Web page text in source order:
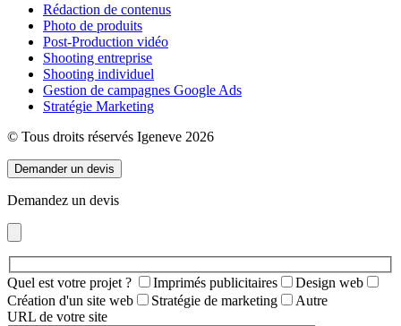
Rédaction de contenus
Photo de produits
Post-Production vidéo
Shooting entreprise
Shooting individuel
Gestion de campagnes Google Ads
Stratégie Marketing
© Tous droits réservés Igeneve 2026
Demander un devis
Demandez un devis
Quel est votre projet ? Imprimés publicitaires
Design web
Création d'un site web
Stratégie de marketing
Autre
URL de votre site